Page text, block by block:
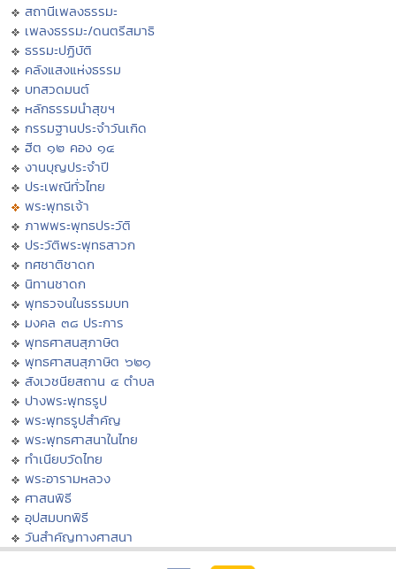
สถานีเพลงธรรมะ
เพลงธรรมะ/ดนตรีสมาธิ
ธรรมะปฏิบัติ
คลังแสงแห่งธรรม
บทสวดมนต์
หลักธรรมนำสุขฯ
กรรมฐานประจำวันเกิด
ฮีต ๑๒ คอง ๑๔
งานบุญประจำปี
ประเพณีทั่วไทย
พระพุทธเจ้า
ภาพพระพุทธประวัติ
ประวัติพระพุทธสาวก
ทศชาติชาดก
นิทานชาดก
พุทธวจนในธรรมบท
มงคล ๓๘ ประการ
พุทธศาสนสุภาษิต
พุทธศาสนสุภาษิต ๖๒๑
สังเวชนียสถาน ๔ ตำบล
ปางพระพุทธรูป
พระพุทธรูปสำคัญ
พระพุทธศาสนาในไทย
ทำเนียบวัดไทย
พระอารามหลวง
ศาสนพิธี
อุปสมบทพิธี
วันสำคัญทางศาสนา